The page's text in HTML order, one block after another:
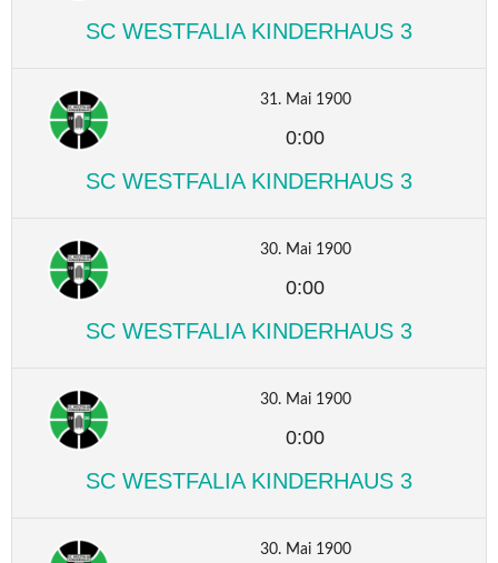
SC WESTFALIA KINDERHAUS 3
31. Mai 1900
0:00
SC WESTFALIA KINDERHAUS 3
30. Mai 1900
0:00
SC WESTFALIA KINDERHAUS 3
30. Mai 1900
0:00
SC WESTFALIA KINDERHAUS 3
30. Mai 1900